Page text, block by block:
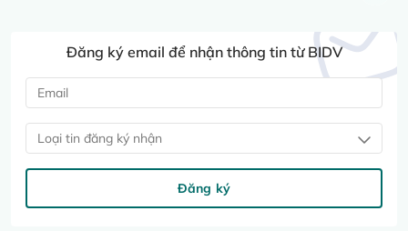
Đăng ký email để nhận thông tin từ BIDV
Loại tin đăng ký nhận
Đăng ký